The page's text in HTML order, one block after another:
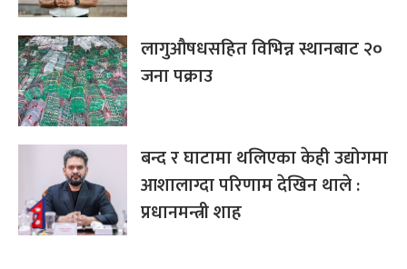
लागुऔषधसहित विभिन्न स्थानबाट २०
जना पक्राउ
बन्द र घाटामा थलिएका केही उद्योगमा
आशालाग्दा परिणाम देखिन थाले :
प्रधानमन्त्री शाह